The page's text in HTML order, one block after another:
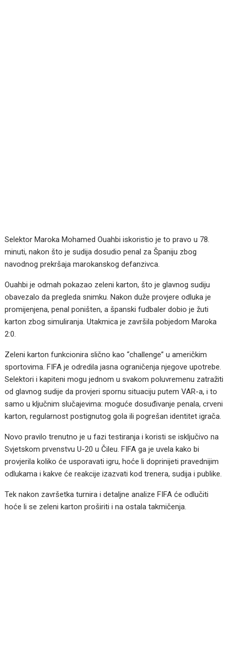
Selektor Maroka Mohamed Ouahbi iskoristio je to pravo u 78.
minuti, nakon što je sudija dosudio penal za Španiju zbog
navodnog prekršaja marokanskog defanzivca.
Ouahbi je odmah pokazao zeleni karton, što je glavnog sudiju
obavezalo da pregleda snimku. Nakon duže provjere odluka je
promijenjena, penal poništen, a španski fudbaler dobio je žuti
karton zbog simuliranja. Utakmica je završila pobjedom Maroka
2:0.
Zeleni karton funkcionira slično kao “challenge” u američkim
sportovima. FIFA je odredila jasna ograničenja njegove upotrebe.
Selektori i kapiteni mogu jednom u svakom poluvremenu zatražiti
od glavnog sudije da provjeri spornu situaciju putem VAR-a, i to
samo u ključnim slučajevima: moguće dosuđivanje penala, crveni
karton, regularnost postignutog gola ili pogrešan identitet igrača.
Novo pravilo trenutno je u fazi testiranja i koristi se isključivo na
Svjetskom prvenstvu U-20 u Čileu. FIFA ga je uvela kako bi
provjerila koliko će usporavati igru, hoće li doprinijeti pravednijim
odlukama i kakve će reakcije izazvati kod trenera, sudija i publike.
Tek nakon završetka turnira i detaljne analize FIFA će odlučiti
hoće li se zeleni karton proširiti i na ostala takmičenja.